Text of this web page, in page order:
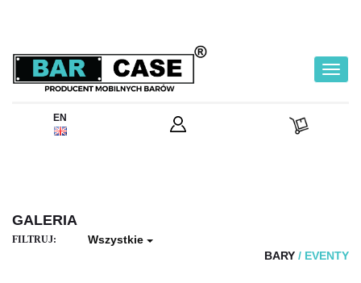
EN
GALERIA
FILTRUJ:
Wszystkie
BARY / EVENTY